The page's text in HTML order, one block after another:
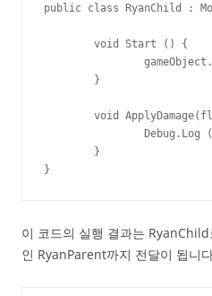
public class RyanChild :
}
이 코드의 실행 결과는
인 RyanParent까지 전달이 됩니